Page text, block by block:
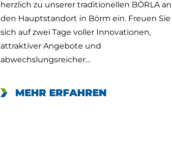
herzlich zu unserer traditionellen BÖRLA an
den Hauptstandort in Börm ein. Freuen Sie
sich auf zwei Tage voller Innovationen,
attraktiver Angebote und
abwechslungsreicher…
MEHR ERFAHREN